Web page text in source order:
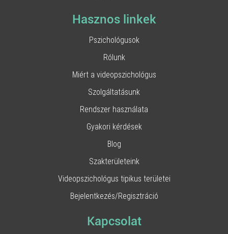
Hasznos linkek
Pszichológusok
Rólunk
Miért a videopszichológus
Szolgáltatásunk
Rendszer használata
Gyakori kérdések
Blog
Szakterületeink
Videopszichológus tipikus területei
Bejelentkezés/Regisztráció
Kapcsolat